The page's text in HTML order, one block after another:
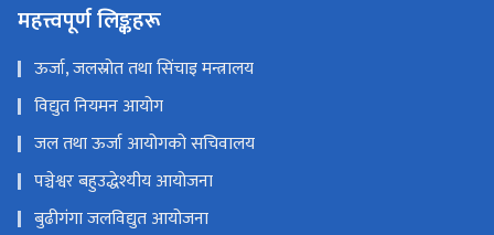
महत्त्वपूर्ण लिङ्कहरू
ऊर्जा, जलस्रोत तथा सिंचाइ मन्त्रालय
विद्युत नियमन आयोग
जल तथा ऊर्जा आयोगको सचिवालय
पञ्चेश्वर बहुउद्धेश्यीय आयोजना
बुढीगंगा जलविद्युत आयोजना